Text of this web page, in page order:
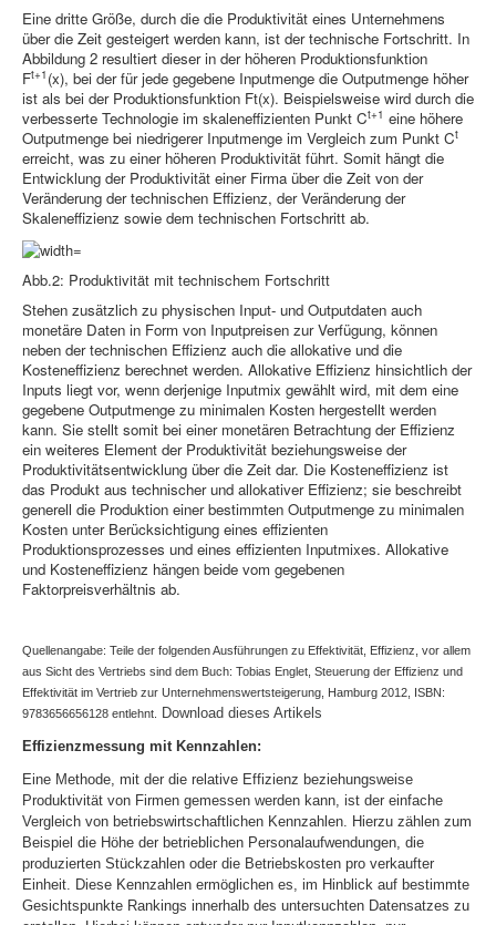
Eine dritte Größe, durch die die Produktivität eines Unternehmens
über die Zeit gesteigert werden kann, ist der technische Fortschritt. In
Abbildung 2 resultiert dieser in der höheren Produktionsfunktion
Ft+1 (x), bei der für jede gegebene Inputmenge die Outputmenge höher
ist als bei der Produktionsfunktion Ft(x). Beispielsweise wird durch die
verbesserte Technologie im skaleneffizienten Punkt Ct+1 eine höhere
Outputmenge bei niedrigerer Inputmenge im Vergleich zum Punkt Ct
erreicht, was zu einer höheren Produktivität führt. Somit hängt die
Entwicklung der Produktivität einer Firma über die Zeit von der
Veränderung der technischen Effizienz, der Veränderung der
Skaleneffizienz sowie dem technischen Fortschritt ab.
Abb.2: Produktivität mit technischem Fortschritt
Stehen zusätzlich zu physischen Input- und Outputdaten auch
monetäre Daten in Form von Inputpreisen zur Verfügung, können
neben der technischen Effizienz auch die allokative und die
Kosteneffizienz berechnet werden. Allokative Effizienz hinsichtlich der
Inputs liegt vor, wenn derjenige Inputmix gewählt wird, mit dem eine
gegebene Outputmenge zu minimalen Kosten hergestellt werden
kann. Sie stellt somit bei einer monetären Betrachtung der Effizienz
ein weiteres Element der Produktivität beziehungsweise der
Produktivitätsentwicklung über die Zeit dar. Die Kosteneffizienz ist
das Produkt aus technischer und allokativer Effizienz; sie beschreibt
generell die Produktion einer bestimmten Outputmenge zu minimalen
Kosten unter Berücksichtigung eines effizienten
Produktionsprozesses und eines effizienten Inputmixes. Allokative
und Kosteneffizienz hängen beide vom gegebenen
Faktorpreisverhältnis ab.
Quellenangabe: Teile der folgenden Ausführungen zu Effektivität, Effizienz, vor allem
aus Sicht des Vertriebs sind dem Buch: Tobias Englet, Steuerung der Effizienz und
Effektivität im Vertrieb zur Unternehmenswertsteigerung, Hamburg 2012, ISBN:
9783656656128 entlehnt.
Download dieses Artikels
Effizienzmessung mit Kennzahlen:
Eine Methode, mit der die relative Effizienz beziehungsweise
Produktivität von Firmen gemessen werden kann, ist der einfache
Vergleich von betriebswirtschaftlichen Kennzahlen. Hierzu zählen zum
Beispiel die Höhe der betrieblichen Personalaufwendungen, die
produzierten Stückzahlen oder die Betriebskosten pro verkaufter
Einheit. Diese Kennzahlen ermöglichen es, im Hinblick auf bestimmte
Gesichtspunkte Rankings innerhalb des untersuchten Datensatzes zu